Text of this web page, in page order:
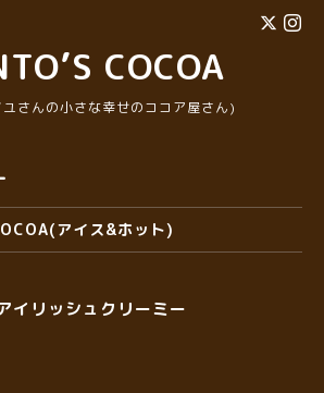
COCOA
さんの小さな幸せのココア屋さん)
アイス&ホット)
リッシュクリーミー